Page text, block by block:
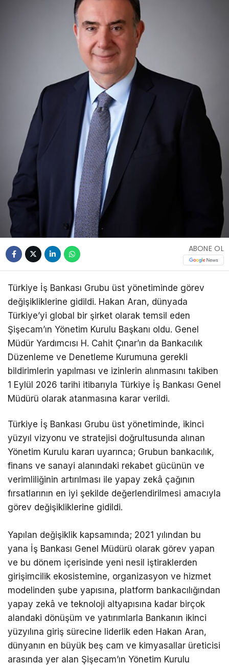
ABONE OL
Türkiye İş Bankası Grubu üst yönetiminde görev
değişikliklerine gidildi. Hakan Aran, dünyada
Türkiye’yi global bir şirket olarak temsil eden
Şişecam’ın Yönetim Kurulu Başkanı oldu. Genel
Müdür Yardımcısı H. Cahit Çınar’ın da Bankacılık
Düzenleme ve Denetleme Kurumuna gerekli
bildirimlerin yapılması ve izinlerin alınmasını takiben
1 Eylül 2026 tarihi itibarıyla Türkiye İş Bankası Genel
Müdürü olarak atanmasına karar verildi.
Türkiye İş Bankası Grubu üst yönetiminde, ikinci
yüzyıl vizyonu ve stratejisi doğrultusunda alınan
Yönetim Kurulu kararı uyarınca; Grubun bankacılık,
finans ve sanayi alanındaki rekabet gücünün ve
verimliliğinin artırılması ile yapay zekâ çağının
fırsatlarının en iyi şekilde değerlendirilmesi amacıyla
görev değişikliklerine gidildi.
Yapılan değişiklik kapsamında; 2021 yılından bu
yana İş Bankası Genel Müdürü olarak görev yapan
ve bu dönem içerisinde yeni nesil iştiraklerden
girişimcilik ekosistemine, organizasyon ve hizmet
modelinden şube yapısına, platform bankacılığından
yapay zekâ ve teknoloji altyapısına kadar birçok
alandaki dönüşüm ve yatırımlarla Bankanın ikinci
yüzyılına giriş sürecine liderlik eden Hakan Aran,
dünyanın en büyük beş cam ve kimyasallar üreticisi
arasında yer alan Şişecam’ın Yönetim Kurulu